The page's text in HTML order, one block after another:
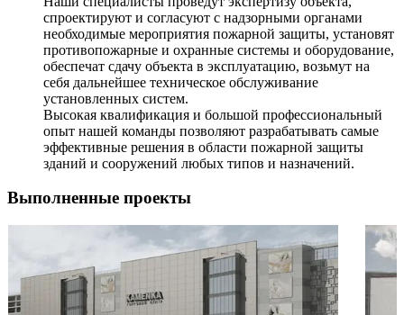
спроектируют и согласуют с надзорными органами
необходимые мероприятия пожарной защиты, установят
противопожарные и охранные системы и оборудование,
обеспечат сдачу объекта в эксплуатацию, возьмут на
себя дальнейшее техническое обслуживание
установленных систем.
Высокая квалификация и большой профессиональный
опыт нашей команды позволяют разрабатывать самые
эффективные решения в области пожарной защиты
зданий и сооружений любых типов и назначений.
Выполненные проекты